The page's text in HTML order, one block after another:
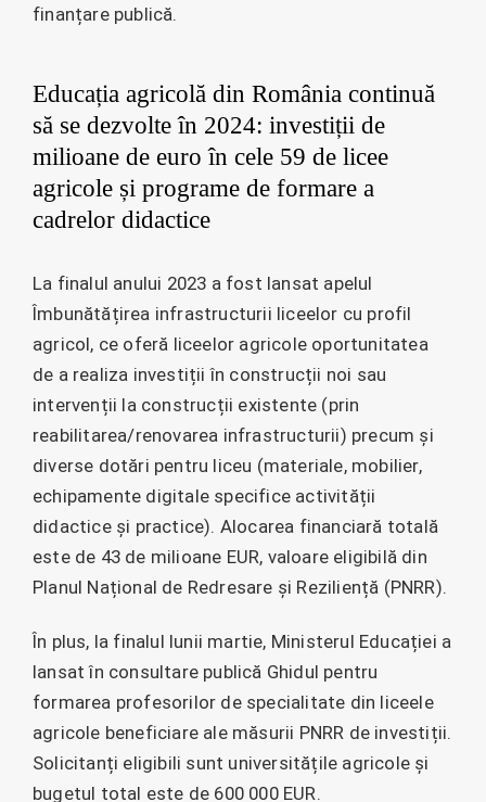
finanțare publică.
Educația agricolă din România continuă
să se dezvolte în 2024: investiții de
milioane de euro în cele 59 de licee
agricole și programe de formare a
cadrelor didactice
La finalul anului 2023 a fost lansat apelul
Îmbunătățirea infrastructurii liceelor cu profil
agricol, ce oferă liceelor agricole oportunitatea
de a realiza investiții în construcții noi sau
intervenții la construcții existente (prin
reabilitarea/renovarea infrastructurii) precum și
diverse dotări pentru liceu (materiale, mobilier,
echipamente digitale specifice activității
didactice și practice). Alocarea financiară totală
este de 43 de milioane EUR, valoare eligibilă din
Planul Național de Redresare și Reziliență (PNRR).
În plus, la finalul lunii martie, Ministerul Educației a
lansat în consultare publică Ghidul pentru
formarea profesorilor de specialitate din liceele
agricole beneficiare ale măsurii PNRR de investiții.
Solicitanți eligibili sunt universitățile agricole și
bugetul total este de 600 000 EUR.